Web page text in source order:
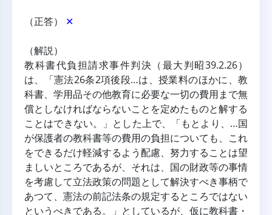
（正答） ✕
（解説）
教科書代負担請求事件判決（最大判昭39.2.26）
は、「憲法26条2項後段…は、授業料のほかに、教
科書、学用品その他教育に必要な一切の費用まで無
償としなければならないことを定めたものと解する
ことはできない。」とした上で、「もとより、…国
が保護者の教科書等の費用の負担についても、これ
をできるだけ軽減するよう配慮、努力することは望
ましいところであるが、それは、国の財政等の事情
を考慮して立法政策の問題として解決すべき事柄で
あつて、憲法の前記法条の規定するところではない
というべきである。」としているが、仮に教科書・